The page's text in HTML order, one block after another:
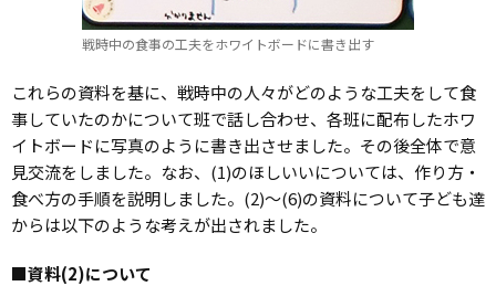
戦時中の食事の工夫をホワイトボードに書き出す
これらの資料を基に、戦時中の人々がどのような工夫をして食
事していたのかについて班で話し合わせ、各班に配布したホワ
イトボードに写真のように書き出させました。その後全体で意
見交流をしました。なお、(1)のほしいいについては、作り方・
食べ方の手順を説明しました。(2)～(6)の資料について子ども達
からは以下のような考えが出されました。
■資料(2)について